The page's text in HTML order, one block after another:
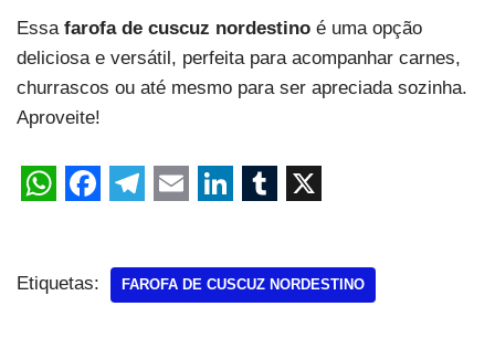
Essa farofa de cuscuz nordestino é uma opção
deliciosa e versátil, perfeita para acompanhar carnes,
churrascos ou até mesmo para ser apreciada sozinha.
Aproveite!
Etiquetas: FAROFA DE CUSCUZ NORDESTINO